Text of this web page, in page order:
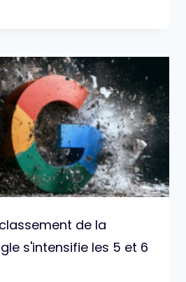
de la
s'intensifie les 5 et 6